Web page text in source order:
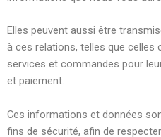
Elles peuvent aussi être
à ces relations, telles que celles
services et commandes pour
et paiement.
Ces informations et données
fins de sécurité, afin de